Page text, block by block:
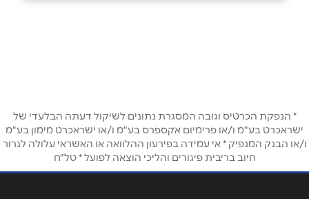
אימייל*
* הנפקת הכרטיס וגובה המסגרת נתונים לשיקול דעתה הבלעדי של
ישראכרט בע"מ ו/או פרימיום אקספרס בע"מ ו/או ישראכרט מימון בע"מ
ו/או הבנק המנפיק * אי עמידה בפירעון ההלוואה או האשראי עלולה לגרור
חיוב בריבית פיגורים והליכי הוצאה לפועל * טל"ח